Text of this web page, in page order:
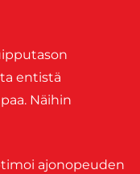
entistä
Näihin
ajonopeuden